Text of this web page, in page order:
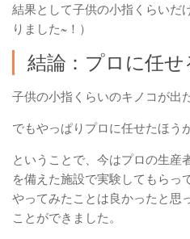
結果として子供の小指くらいだ
りました~！）
結論：プロに任せ
子供の小指くらいのキノコが出
でもやっぱりプロに任せたほう
ということで、今はプロの生産
を備えた施設で実験してもらっ
やってみたことは良かったと思
ことができました。